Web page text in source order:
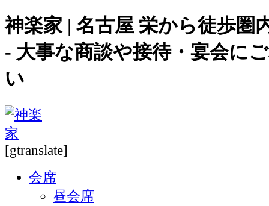
神楽家 | 名古屋 栄から徒歩圏
- 大事な商談や接待・宴会に
い
[gtranslate]
会席
昼会席